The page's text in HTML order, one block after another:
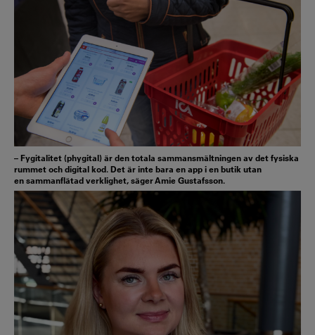
– Fygitalitet (phygital) är den totala sammansmältningen av det fysiska
rummet och digital kod. Det är inte bara en app i en butik utan
en sammanflätad verklighet, säger Amie Gustafsson.